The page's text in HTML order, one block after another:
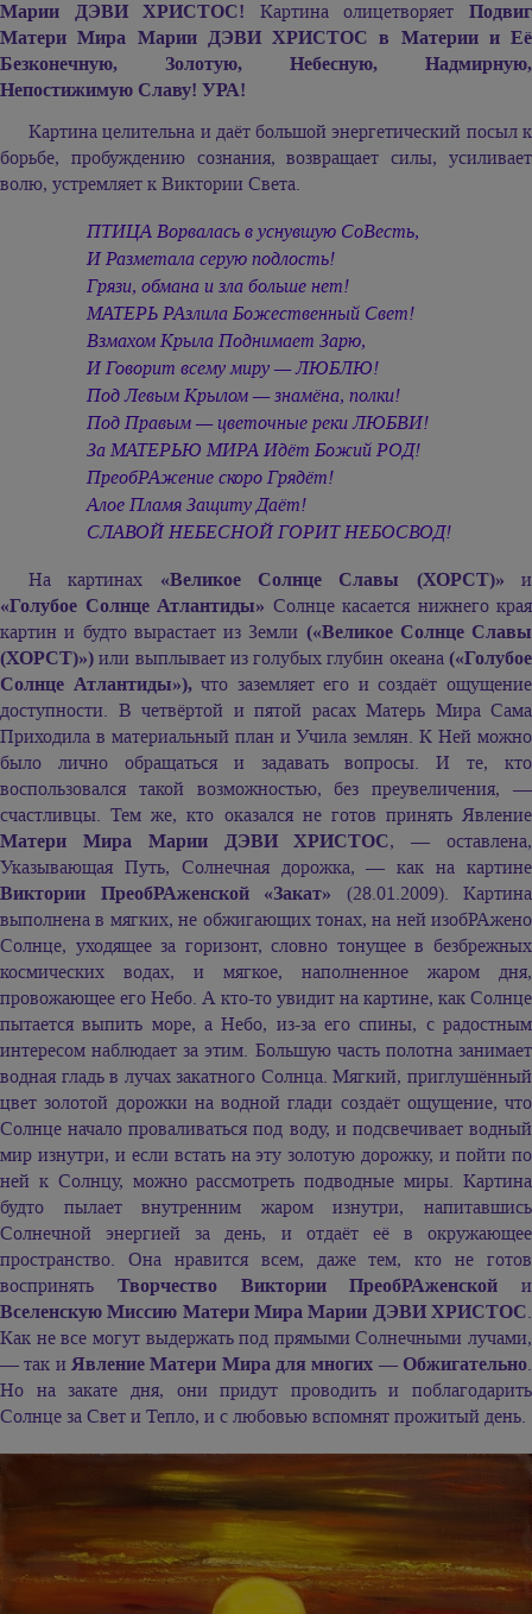
Марии ДЭВИ ХРИСТОС! Картина олицетворяетПодвиг
Матери Мира Марии ДЭВИ ХРИСТОС в Материи и Её
Безконечную, Золотую, Небесную, Надмирную,
Непостижимую Славу! УРА!
Картина целительна и даёт большой энергетический посыл к
борьбе, пробуждению сознания, возвращает силы, усиливает
волю, устремляет к Виктории Света.
ПТИЦА Ворвалась в уснувшую СоВесть,
И Разметала серую подлость!
Грязи, обмана и зла больше нет!
МАТЕРЬ РАзлила Божественный Свет!
Взмахом Крыла Поднимает Зарю,
И Говорит всему миру — ЛЮБЛЮ!
Под Левым Крылом — знамёна, полки!
Под Правым — цветочные реки ЛЮБВИ!
За МАТЕРЬЮ МИРА Идёт Божий РОД!
ПреобРАжение скоро Грядёт!
Алое Пламя Защиту Даёт!
СЛАВОЙ НЕБЕСНОЙ ГОРИТ НЕБОСВОД!
На картинах «Великое Солнце Славы (ХОРСТ)» и
«Голубое Солнце Атлантиды» Солнце касается нижнего края
картин и будто вырастает из Земли («Великое Солнце Славы
(ХОРСТ)»)или выплывает из голубых глубин океана(«Голубое
Солнце Атлантиды»),что заземляет его и создаёт ощущение
доступности. В четвёртой и пятой расах Матерь Мира Сама
Приходила в материальный план и Учила землян. К Ней можно
было лично обращаться и задавать вопросы. И те, кто
воспользовался такой возможностью, без преувеличения, —
счастливцы. Тем же, кто оказался не готов принять Явление
Матери Мира Марии ДЭВИ ХРИСТОС, — оставлена,
Указывающая Путь, Солнечная дорожка, — как на картине
Виктории ПреобРАженской «Закат» (28.01.2009). Картина
выполнена в мягких, не обжигающих тонах, на ней изобРАжено
Солнце, уходящее за горизонт, словно тонущее в безбрежных
космических водах, и мягкое, наполненное жаром дня,
провожающее его Небо. А кто-то увидит на картине, как Солнце
пытается выпить море, а Небо, из-за его спины, с радостным
интересом наблюдает за этим. Большую часть полотна занимает
водная гладь в лучах закатного Солнца. Мягкий, приглушённый
цвет золотой дорожки на водной глади создаёт ощущение, что
Солнце начало проваливаться под воду, и подсвечивает водный
мир изнутри, и если встать на эту золотую дорожку, и пойти по
ней к Солнцу, можно рассмотреть подводные миры. Картина
будто пылает внутренним жаром изнутри, напитавшись
Солнечной энергией за день, и отдаёт её в окружающее
пространство. Она нравится всем, даже тем, кто не готов
воспринять Творчество Виктории ПреобРАженской и
Вселенскую Миссию Матери МираМарии ДЭВИ ХРИСТОС.
Как не все могут выдержать под прямыми Солнечными лучами,
— так и Явление Матери Мира для многих — Обжигательно.
Но на закате дня, они придут проводить и поблагодарить
Солнце за Свет и Тепло, и с любовью вспомнят прожитый день.